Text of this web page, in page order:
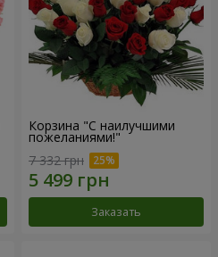
Корзина "С наилучшими
пожеланиями!"
7 332 грн
Заказать